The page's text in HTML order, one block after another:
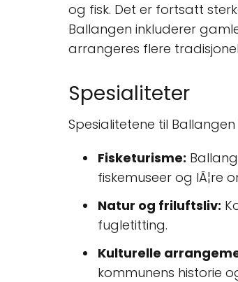
og fisk. Det er fortsatt
Ballangen inkluderer
arrangeres flere
Spesialiteter
Spesialitetene til
Fisketurisme:
fiskemuseer og lÃ¦re
Natur og friluftsliv:
fugletitting.
Kulturelle
kommunens historie